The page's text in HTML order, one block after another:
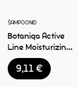
ŠAMPOONID
Botaniqa Active
Line Moisturizing
& Protection
karvahooldus
mask koertele
9,11€